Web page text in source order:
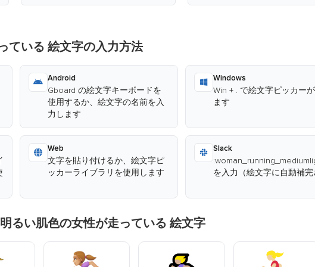
ている 絵文字の入力方法
Android
Gboard の絵文字キーボードを
使用するか、絵文字の名前を入
力します
Windows
Win + . で絵文字ピッカー
ます
Web
文字を貼り付けるか、絵文字ピ
ッカーライブラリを使用します
Slack
を入力（絵文字に自動補完
るい肌色の女性が走っている 絵文字